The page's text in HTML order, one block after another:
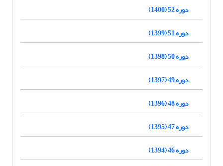
دوره 52 (1400)
دوره 51 (1399)
دوره 50 (1398)
دوره 49 (1397)
دوره 48 (1396)
دوره 47 (1395)
دوره 46 (1394)